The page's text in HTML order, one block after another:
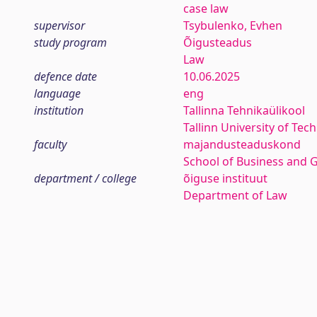
case law
supervisor
Tsybulenko, Evhen
study program
Õigusteadus
Law
defence date
10.06.2025
language
eng
institution
Tallinna Tehnikaülikool
Tallinn University of
faculty
majandusteaduskond
School of Business and
department / college
õiguse instituut
Department of Law